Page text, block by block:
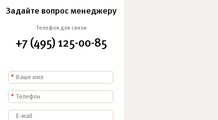
Задайте вопрос менеджеру
Телефон для связи
+7 (495) 125-00-85
*
*